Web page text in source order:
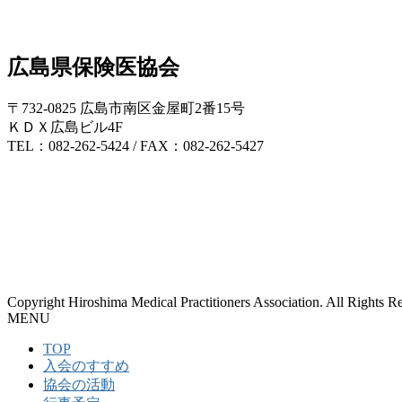
広島県保険医協会
〒732-0825 広島市南区金屋町2番15号
ＫＤＸ広島ビル4F
TEL：082-262-5424 / FAX：082-262-5427
Copyright Hiroshima Medical Practitioners Association. All Rights
MENU
TOP
入会のすすめ
協会の活動